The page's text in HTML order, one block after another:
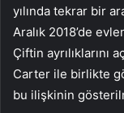
yılında tekrar bir
Aralık 2018’de
Çiftin ayrılıklarını
Carter ile birlikte
bu ilişkinin